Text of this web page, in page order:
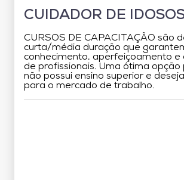
CUIDADOR DE
CURSOS DE CAPACITAÇÃO são
curta/média duração que
conhecimento, aperfeiçoamento e
de profissionais. Uma ótima opção
não possui ensino superior e
para o mercado de trabalho.